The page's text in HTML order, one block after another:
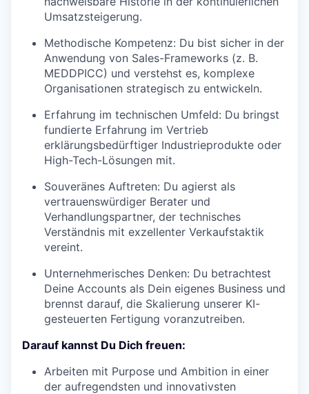
Umsatzsteigerung.
Methodische Kompetenz: Du bist sicher in der
Anwendung von Sales-Frameworks (z. B.
MEDDPICC) und verstehst es, komplexe
Organisationen strategisch zu entwickeln.
Erfahrung im technischen Umfeld: Du bringst
fundierte Erfahrung im Vertrieb
erklärungsbedürftiger Industrieprodukte oder
High-Tech-Lösungen mit.
Souveränes Auftreten: Du agierst als
vertrauenswürdiger Berater und
Verhandlungspartner, der technisches
Verständnis mit exzellenter Verkaufstaktik
vereint.
Unternehmerisches Denken: Du betrachtest
Deine Accounts als Dein eigenes Business und
brennst darauf, die Skalierung unserer KI-
gesteuerten Fertigung voranzutreiben.
Darauf kannst Du Dich freuen:
Arbeiten mit Purpose und Ambition in einer
der aufregendsten und innovativsten